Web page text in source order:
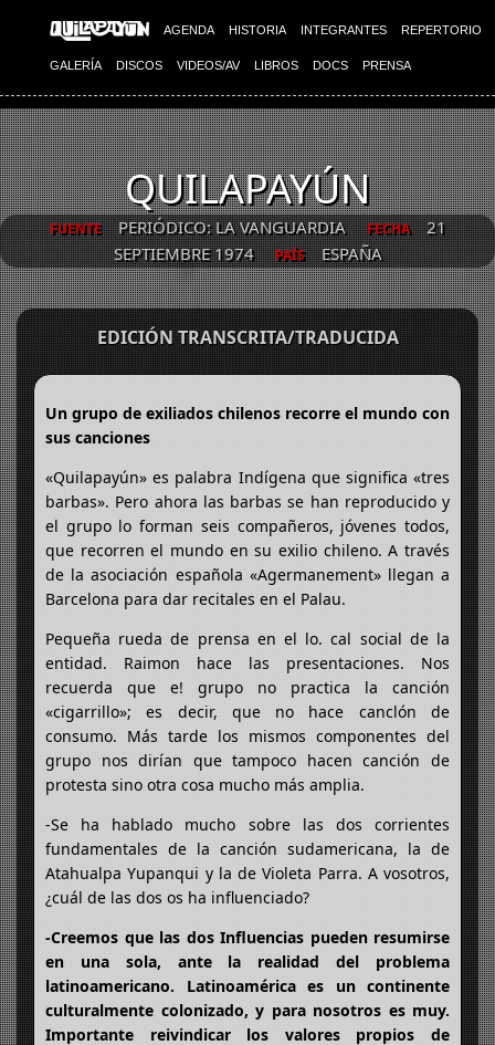
AGENDA HISTORIA INTEGRANTES REPERTORIO
GALERÍA DISCOS VIDEOS/AV LIBROS DOCS PRENSA
QUILAPAYÚN
FUENTE PERIÓDICO: LA VANGUARDIA FECHA
21
SEPTIEMBRE 1974
PAÍS ESPAÑA
EDICIÓN TRANSCRITA/TRADUCIDA
Un grupo de exiliados chilenos recorre el mundo con
sus canciones
«Quilapayún» es palabra Indígena que significa «tres
barbas». Pero ahora las barbas se han reproducido y
el grupo lo forman seis compañeros, jóvenes todos,
que recorren el mundo en su exilio chileno. A través
de la asociación española «Agermanement» llegan a
Barcelona para dar recitales en el Palau.
Pequeña rueda de prensa en el lo. cal social de la
entidad. Raimon hace las presentaciones. Nos
recuerda que e! grupo no practica la canción
«cigarrillo»; es decir, que no hace canclón de
consumo. Más tarde los mismos componentes del
grupo nos dirían que tampoco hacen canción de
protesta sino otra cosa mucho más amplia.
-Se ha hablado mucho sobre las dos corrientes
fundamentales de la canción sudamericana, la de
Atahualpa Yupanqui y la de Violeta Parra. A vosotros,
¿cuál de las dos os ha influenciado?
-Creemos que las dos Influencias pueden resumirse
en una sola, ante la realidad del problema
latinoamericano. Latinoamérica es un continente
culturalmente colonizado, y para nosotros es muy.
Importante reivindicar los valores propios de